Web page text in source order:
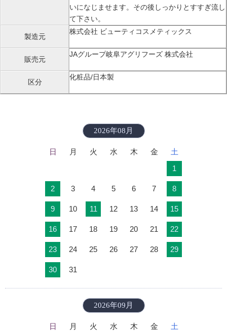
いになじませます。その後しっかりとすすぎ流し
て下さい。
製造元
株式会社 ビューティコスメティックス
販売元
JAグループ岐阜アグリフーズ 株式会社
区分
化粧品/日本製
2026年08月
日 月 火 水 木 金
土
1
2 3 4 5 6 7 8
9 10 11 12 13 14 15
16 17 18 19 20 21 22
23 24 25 26 27 28 29
30 31
2026年09月
日 月 火 水 木 金
土